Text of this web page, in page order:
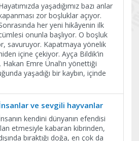
yaşadığımız bazı anlar
zor boşluklar açıyor.
her yeni hikâyenin ilk
onunla başlıyor. O boşluk
savuruyor. Kapatmaya yönelik
içine çekiyor. Ayça Bildik’in
Hakan Emre Ünal’ın yönettiği
yaşadığı bir kaybın, içinde
ve sevgili hayvanlar
kendini dünyanın efendisi
etmesiyle kabaran kibrinden,
bıraktığı doğa, en çok da